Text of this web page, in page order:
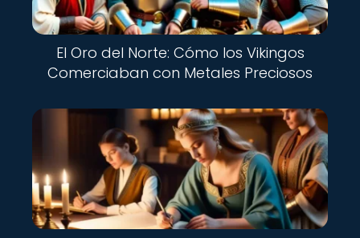
El Oro del Norte: Cómo los Vikingos
Comerciaban con Metales Preciosos